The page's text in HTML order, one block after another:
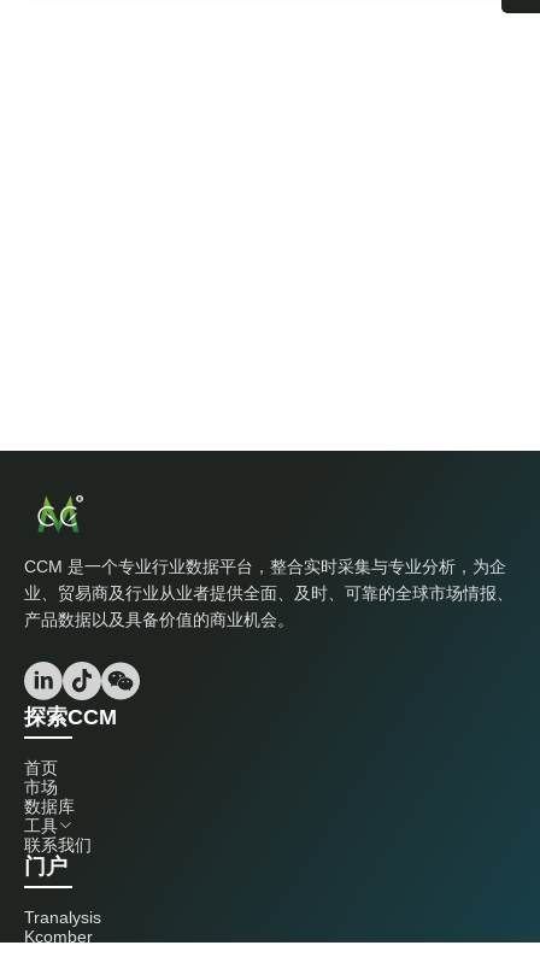
CCM 是一个专业行业数据平台，整合实时采集与专业分析，为企
业、贸易商及行业从业者提供全面、及时、可靠的全球市场情报、
产品数据以及具备价值的商业机会。
探索CCM
首页
市场
数据库
工具
联系我们
门户
Tranalysis
Kcomber